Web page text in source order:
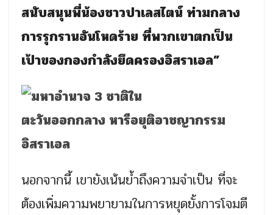
สนับสนุนพี่น้องชาวปาเลสไตน์ ท่ามกลาง
การรุกรานอันโหดร้าย ที่พวกเขาตกเป็น
เป้าของกองกำลังยึดครองอิสราเอล”
นอกจากนี้ เขายังเน้นย้ำถึงความจำเป็น ที่จะ
ต้องเพิ่มความพยายามในการหยุดยั้งการโจมตี